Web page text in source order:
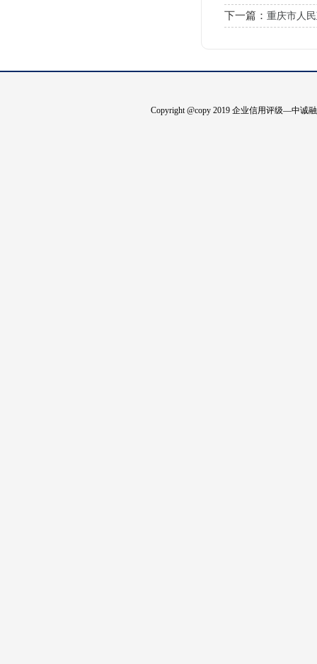
下一篇： 重庆市人
Copyright @copy 2019 企业信用评级—中诚